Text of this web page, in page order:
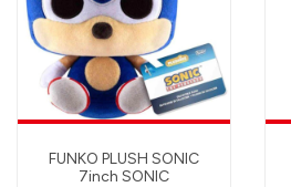
FUNKO PLUSH SONIC
7inch SONIC